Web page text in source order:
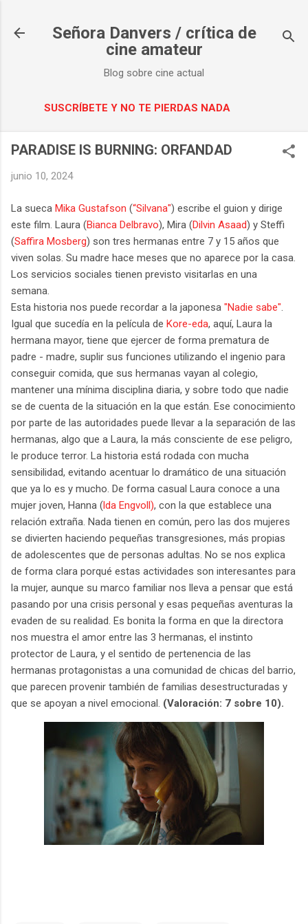
Señora Danvers / crítica de
cine amateur
Blog sobre cine actual
SUSCRÍBETE Y NO TE PIERDAS NADA
PARADISE IS BURNING: ORFANDAD
junio 10, 2024
La sueca Mika Gustafson (“Silvana") escribe el guion y dirige
este film. Laura (Bianca Delbravo), Mira (Dilvin Asaad) y Steffi
(Saffira Mosberg) son tres hermanas entre 7 y 15 años que
viven solas. Su madre hace meses que no aparece por la casa.
Los servicios sociales tienen previsto visitarlas en una
semana.
Esta historia nos puede recordar a la japonesa "Nadie sabe"
Igual que sucedía en la película de Kore-eda, aquí, Laura la
hermana mayor, tiene que ejercer de forma prematura de
padre - madre, suplir sus funciones utilizando el ingenio para
conseguir comida, que sus hermanas vayan al colegio,
mantener una mínima disciplina diaria, y sobre todo que nadie
se de cuenta de la situación en la que están. Ese conocimiento
por parte de las autoridades puede llevar a la separación de las
hermanas, algo que a Laura, la más consciente de ese peligro,
le produce terror. La historia está rodada con mucha
sensibilidad, evitando acentuar lo dramático de una situación
que ya lo es y mucho. De forma casual Laura conoce a una
mujer joven, Hanna (lda Engvoll), con la que establece una
relación extraña. Nada tienen en común, pero las dos mujeres
se divierten haciendo pequeñas transgresiones, más propias
de adolescentes que de personas adultas. No se nos explica
de forma clara porqué estas actividades son interesantes para
la mujer, aunque su marco familiar nos lleva a pensar que está
pasando por una crisis personal y esas pequeñas aventuras la
evaden de su realidad. Es bonita la forma en que la directora
nos muestra el amor entre las 3 hermanas, el instinto
protector de Laura, y el sentido de pertenencia de las
hermanas protagonistas a una comunidad de chicas del barrio,
que parecen provenir también de familias desestructuradas y
que se apoyan a nivel emocional. (Valoración: 7 sobre 10).